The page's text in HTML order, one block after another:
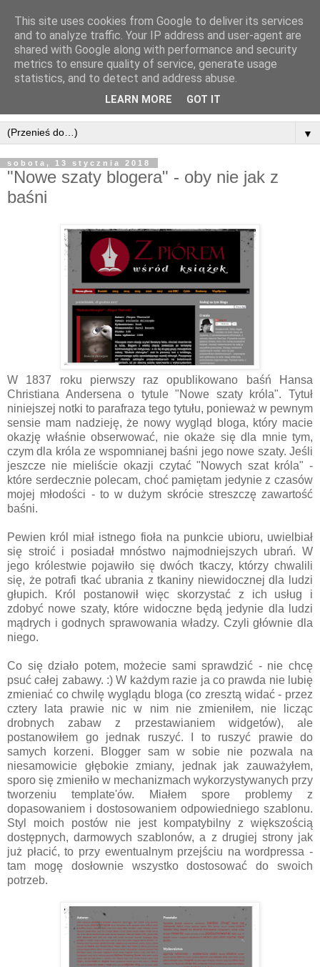
▼
sobota, 13 stycznia 2018
"Nowe szaty blogera" - oby nie jak z
baśni
W 1837 roku pierwszy raz opublikowano baśń Hansa
Christiana Andersena o tytule "Nowe szaty króla". Tytuł
niniejszej notki to parafraza tego tytułu, ponieważ w pewnym
sensie mam nadzieję, że nowy wygląd bloga, który macie
okazję właśnie obserwować, nie okaże się dla mnie tym,
czym dla króla ze wspomnianej baśni jego nowe szaty. Jeśli
jeszcze nie mieliście okazji czytać "Nowych szat króla" -
które serdecznie polecam, choć pamiętam jedynie z czasów
mojej młodości - to w dużym skrócie streszczę zawartość
baśni.
Pewien król miał istnego fioła na punkcie ubioru, uwielbiał
się stroić i posiadał mnóstwo najmodniejszych ubrań. W
jego królestwie pojawiło się dwóch tkaczy, którzy chwalili
się, że potrafi tkać ubrania z tkaniny niewidocznej dla ludzi
głupich. Król postanowił więc skorzystać z ich usług i
zdobyć nowe szaty, które widoczne będą jedynie dla ludzi
mądrych i godnych sprawowania władzy. Czyli głównie dla
niego.
Co się działo potem, możecie sami sprawdzić - nie chcę
psuć całej zabawy. :) W każdym razie ja co prawda nie lubię
zmieniać co chwilę wyglądu bloga (co zresztą widać - przez
cztery lata prawie nic w nim nie zmieniłem, nie licząc
drobnych zabaw z przestawianiem widgetów), ale
postanowiłem go jednak ruszyć. I to ruszyć prawie do
samych korzeni. Blogger sam w sobie nie pozwala na
niesamowicie głębokie zmiany, jednak jak zauważyłem,
sporo się zmieniło w mechanizmach wykorzystywanych przy
tworzeniu template'ów. Miałem spore problemy z
dopasowaniem i dostosowaniem odpowiedniego szablonu.
Styl moich postów nie jest kompatybilny z większością
dostępnych, darmowych szablonów, a z drugiej strony jak
już płacić, to przy ewentualnym przejściu na wordpressa -
tam mogę dosłownie wszystko dostosować do swoich
potrzeb.
This site uses cookies from Google to deliver its services
and to analyze traffic. Your IP address and user-agent are
shared with Google along with performance and security
metrics to ensure quality of service, generate usage
statistics, and to detect and address abuse.
LEARN MORE GOT IT